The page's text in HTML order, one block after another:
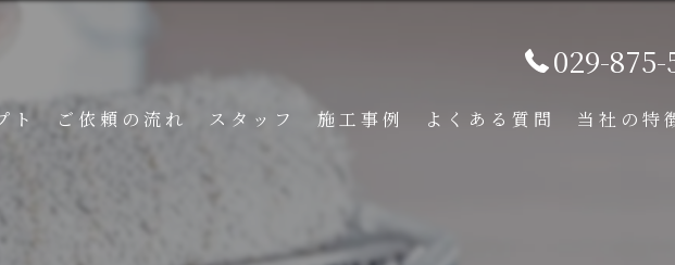
029-875-
ト ご依頼の流れ スタッフ 施工事例 よくある質問 当社の特